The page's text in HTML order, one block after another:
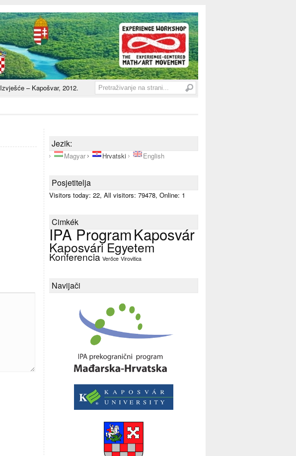
Izvješće – Kapošvar, 2012.
Jezik:
Magyar Hrvatski English
Posjetitelja
Visitors today: 22, All visitors: 79478, Online: 1
Cimkék
IPA ProgramKaposvár
Kaposvári Egyetem
Konferencia Verőce Virovitica
Navijači